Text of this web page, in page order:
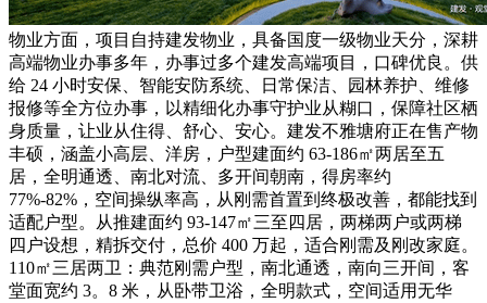
物业方面，项目自持建发物业，具备国度一级物业天分，深耕
高端物业办事多年，办事过多个建发高端项目，口碑优良。供
给 24 小时安保、智能安防系统、日常保洁、园林养护、维修
报修等全方位办事，以精细化办事守护业从糊口，保障社区栖
身质量，让业从住得、舒心、安心。建发不雅塘府正在售产物
丰硕，涵盖小高层、洋房，户型建面约 63-186㎡两居至五
居，全明通透、南北对流、多开间朝南，得房率约
77%-82%，空间操纵率高，从刚需首置到终极改善，都能找到
适配户型。从推建面约 93-147㎡三至四居，两梯两户或两梯
四户设想，精拆交付，总价 400 万起，适合刚需及刚改家庭。
110㎡三居两卫：典范刚需户型，南北通透，南向三开间，客
堂面宽约 3。8 米，从卧带卫浴，全明款式，空间适用无华